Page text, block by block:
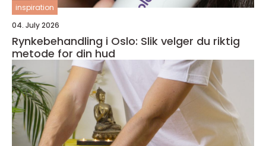
inspiration
04. July 2026
Rynkebehandling i Oslo: Slik velger du riktig
metode for din hud